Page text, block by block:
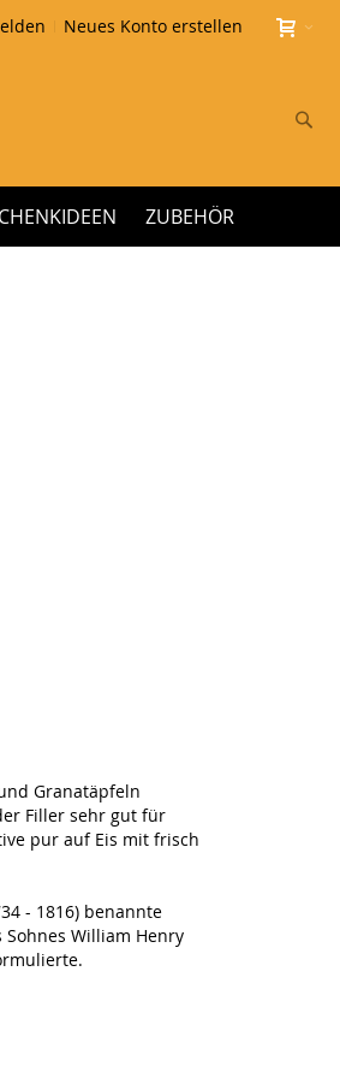
Neues Konto erstellen
ZUBEHÖR
Granatäpfeln
Filler sehr gut für
pur auf Eis mit frisch
- 1816) benannte
William Henry